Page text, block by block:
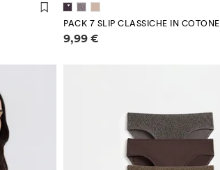
PACK 7 SLIP CLASSICHE IN COTONE
Informazioni sui prezzi
9,99 €